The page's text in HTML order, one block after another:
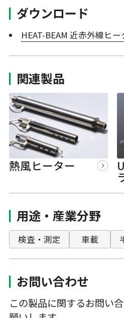
ダウンロード
HEAT-BEAM 近赤外線ヒ
関連製品
熱風ヒーター
用途・産業分野
検査・測定 車載
お問い合わせ
この製品に関するお問い